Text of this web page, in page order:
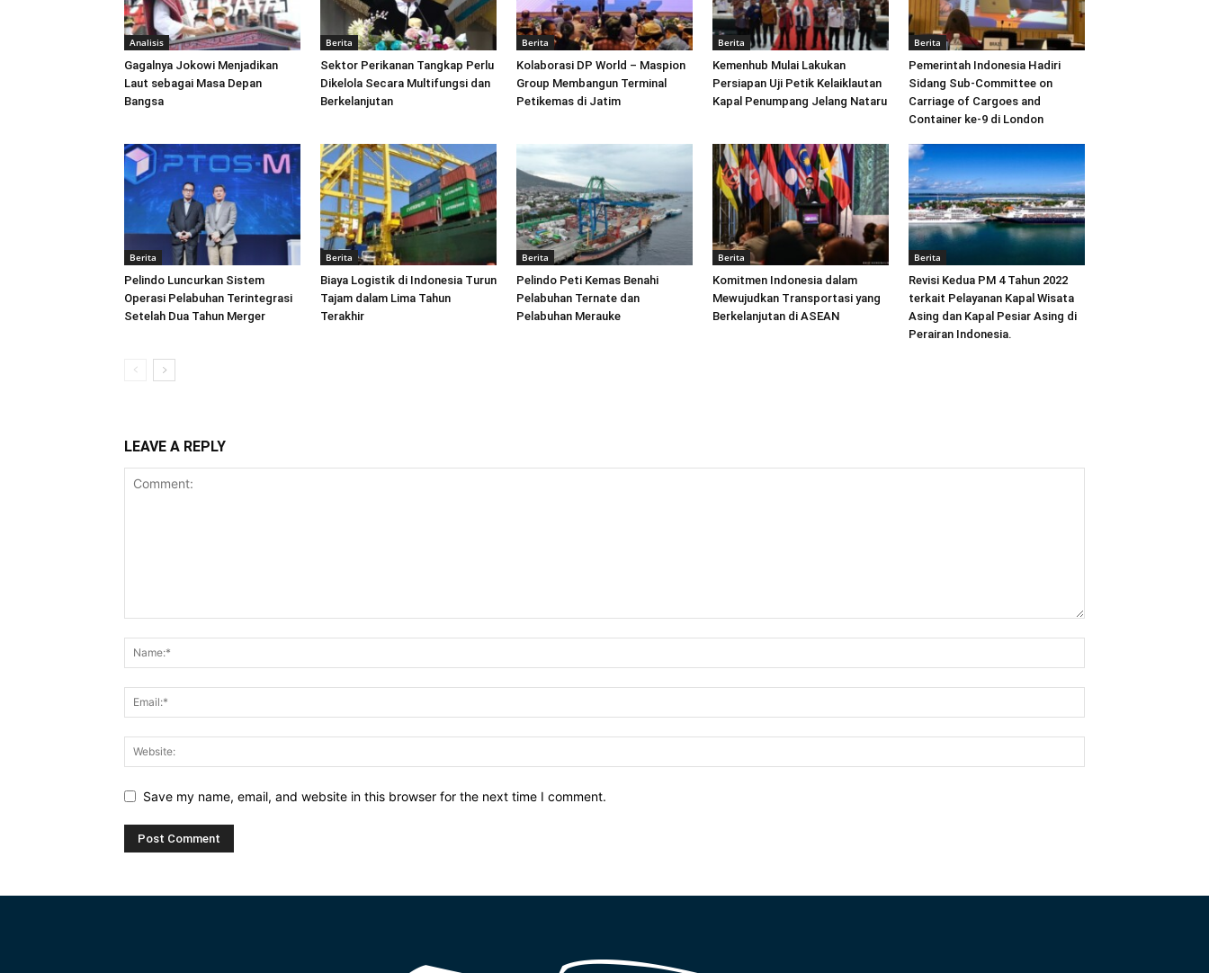
Analisis
Gagalnya Jokowi Menjadikan
Laut sebagai Masa Depan
Bangsa
Berita
Sektor Perikanan Tangkap Perlu
Dikelola Secara Multifungsi dan
Berkelanjutan
Berita
Kolaborasi DP World – Maspion
Group Membangun Terminal
Petikemas di Jatim
Berita
Kemenhub Mulai Lakukan
Persiapan Uji Petik Kelaiklautan
Kapal Penumpang Jelang Nataru
Berita
Pemerintah Indonesia Hadiri
Sidang Sub-Committee on
Carriage of Cargoes and
Container ke-9 di London
Berita
Pelindo Luncurkan Sistem
Operasi Pelabuhan Terintegrasi
Setelah Dua Tahun Merger
Berita
Biaya Logistik di Indonesia Turun
Tajam dalam Lima Tahun
Terakhir
Berita
Pelindo Peti Kemas Benahi
Pelabuhan Ternate dan
Pelabuhan Merauke
Berita
Komitmen Indonesia dalam
Mewujudkan Transportasi yang
Berkelanjutan di ASEAN
Berita
Revisi Kedua PM 4 Tahun 2022
terkait Pelayanan Kapal Wisata
Asing dan Kapal Pesiar Asing di
Perairan Indonesia.
LEAVE A REPLY
Save my name, email, and website in this browser for the next time I comment.